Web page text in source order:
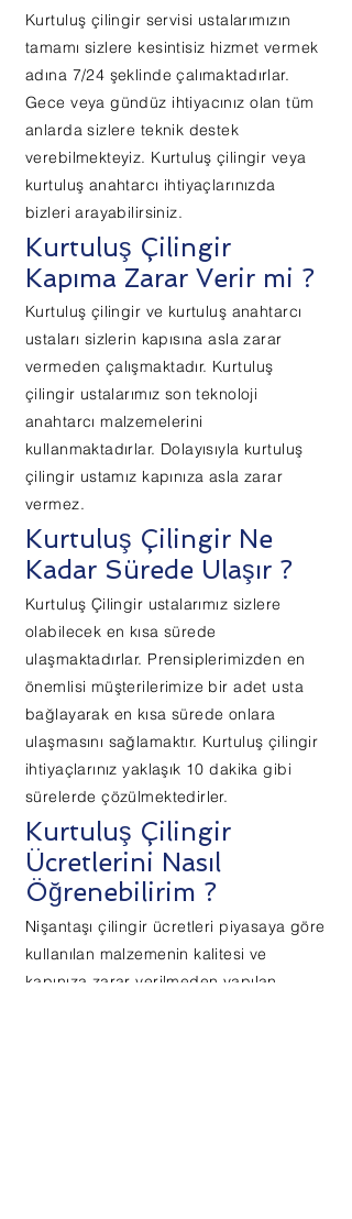
Kurtuluş çilingir servisi ustalarımızın
tamamı sizlere kesintisiz hizmet vermek
adına 7/24 şeklinde çalımaktadırlar.
Gece veya gündüz ihtiyacınız olan tüm
anlarda sizlere teknik destek
verebilmekteyiz. Kurtuluş çilingir veya
kurtuluş anahtarcı ihtiyaçlarınızda
bizleri arayabilirsiniz.
Kurtuluş Çilingir
Kapıma Zarar Verir mi ?
Kurtuluş çilingir ve kurtuluş anahtarcı
ustaları sizlerin kapısına asla zarar
vermeden çalışmaktadır. Kurtuluş
çilingir ustalarımız son teknoloji
anahtarcı malzemelerini
kullanmaktadırlar. Dolayısıyla kurtuluş
çilingir ustamız kapınıza asla zarar
vermez.
Kurtuluş Çilingir Ne
Kadar Sürede Ulaşır ?
Kurtuluş Çilingir ustalarımız sizlere
olabilecek en kısa sürede
ulaşmaktadırlar. Prensiplerimizden en
önemlisi müşterilerimize bir adet usta
bağlayarak en kısa sürede onlara
ulaşmasını sağlamaktır. Kurtuluş çilingir
ihtiyaçlarınız yaklaşık 10 dakika gibi
sürelerde çözülmektedirler.
Kurtuluş Çilingir
Ücretlerini Nasıl
Öğrenebilirim ?
Nişantaşı çilingir ücretleri piyasaya göre
kullanılan malzemenin kalitesi ve
kapınıza zarar verilmeden yapılan